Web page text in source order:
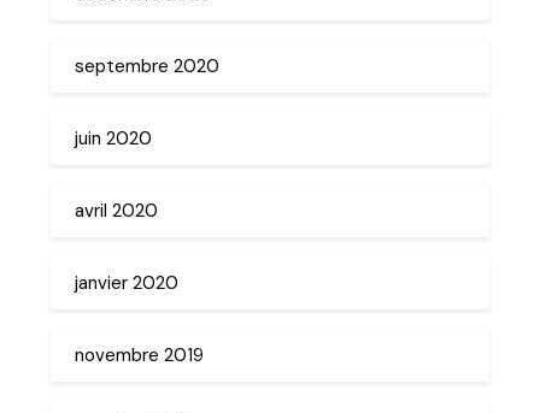
septembre 2020
juin 2020
avril 2020
janvier 2020
novembre 2019